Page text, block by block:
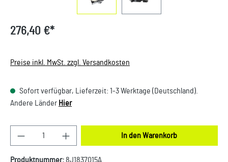
276,40 €*
Preise inkl. MwSt. zzgl. Versandkosten
Sofort verfügbar, Lieferzeit: 1-3 Werktage (Deutschland).
Andere Länder Hier
Produkt Anzahl: Gib den gewünschten Wert ein
In den Warenkorb
Produktnummer: 8J1837015A